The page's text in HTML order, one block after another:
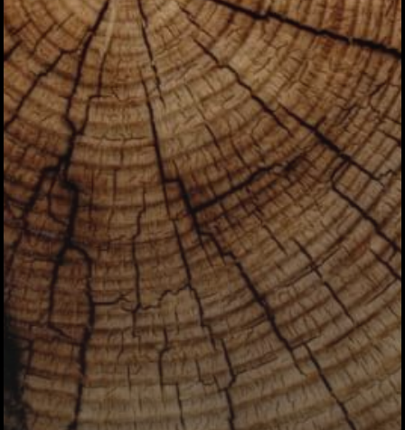
ビジネス／起業／経営
医療／健康／福祉
教育／哲学
食
About Hyper Engawa
E:info@hyper-
F: